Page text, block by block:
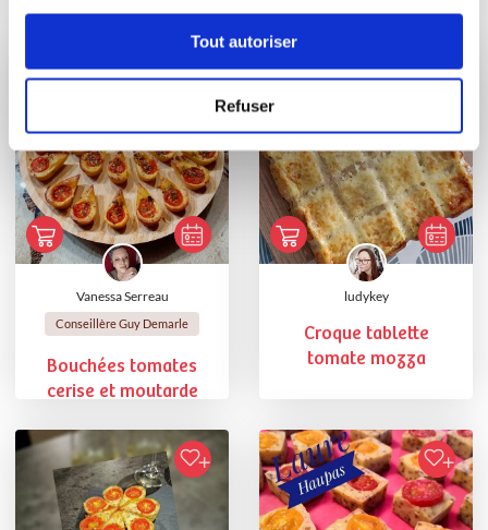
Tout autoriser
Refuser
Vous aimerez aussi ...
Vanessa Serreau
Conseillère Guy Demarle
Bouchées tomates
cerise et moutarde
ludykey
Croque tablette
tomate mozza